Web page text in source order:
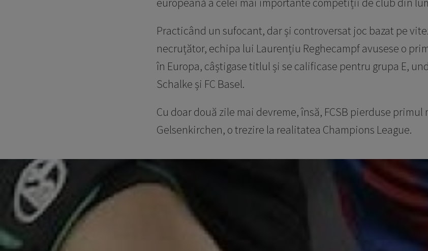
Practicând un sufocant, dar și controversat joc bazat pe
necruțător, echipa lui Laurențiu Reghecampf avusese o
în Europa, câștigase titlul și se calificase pentru grupa E,
Schalke și FC Basel.
Cu doar două zile mai devreme, însă, FCSB pierduse primul
Gelsenkirchen, o trezire la realitatea Champions League.